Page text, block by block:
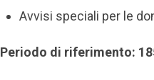
Avvisi speciali per le
Periodo di riferimento: